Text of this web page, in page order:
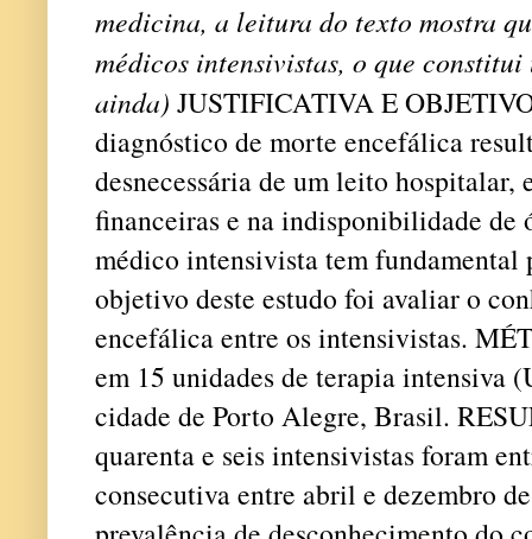
medicina, a leitura do texto mostra
médicos intensivistas, o que
ainda) JUSTIFICATIVA E
diagnóstico de morte encefálica
desnecessária de um leito hospitalar,
financeiras e na indisponibilidade de
médico intensivista tem fundamental
objetivo deste estudo foi avaliar o
encefálica entre os intensivistas.
em 15 unidades de terapia intensiva
cidade de Porto Alegre, Brasil.
quarenta e seis intensivistas foram
consecutiva entre abril e dezembro